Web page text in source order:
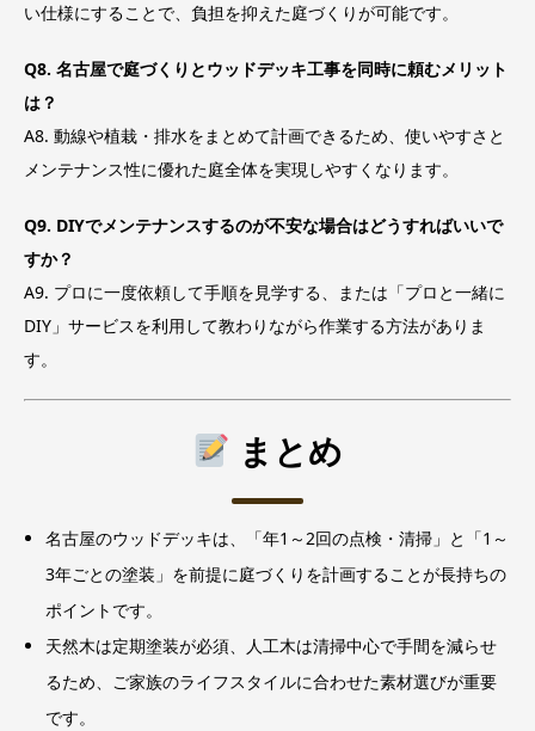
い仕様にすることで、負担を抑えた庭づくりが可能です。
Q8. 名古屋で庭づくりとウッドデッキ工事を同時に頼むメリット
は？
A8. 動線や植栽・排水をまとめて計画できるため、使いやすさと
メンテナンス性に優れた庭全体を実現しやすくなります。
Q9. DIYでメンテナンスするのが不安な場合はどうすればいいで
すか？
A9. プロに一度依頼して手順を見学する、または「プロと一緒に
DIY」サービスを利用して教わりながら作業する方法がありま
す。
まとめ
名古屋のウッドデッキは、「年1～2回の点検・清掃」と「1～
3年ごとの塗装」を前提に庭づくりを計画することが長持ちの
ポイントです。
天然木は定期塗装が必須、人工木は清掃中心で手間を減らせ
るため、ご家族のライフスタイルに合わせた素材選びが重要
です。